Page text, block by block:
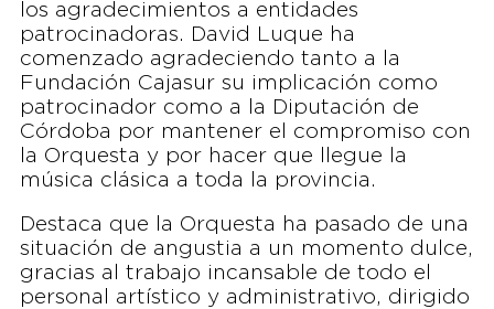
los agradecimientos a entidades
patrocinadoras. David Luque ha
comenzado agradeciendo tanto a la
Fundación Cajasur su implicación como
patrocinador como a la Diputación de
Córdoba por mantener el compromiso con
la Orquesta y por hacer que llegue la
música clásica a toda la provincia.
Destaca que la Orquesta ha pasado de una
situación de angustia a un momento dulce,
gracias al trabajo incansable de todo el
personal artístico y administrativo, dirigido